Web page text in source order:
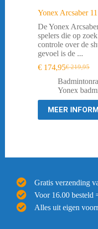
Yonex Arcsaber
De Yonex
spelers die op
controle over de
gevoel is de ...
€219,95
prijs
was:
€ 219,95.
€ 174,95Huidige
prijs
is:
€ 174,95.
Yonex
MEER
Gratis verzending
Voor 16.00 besteld
Alles uit eigen